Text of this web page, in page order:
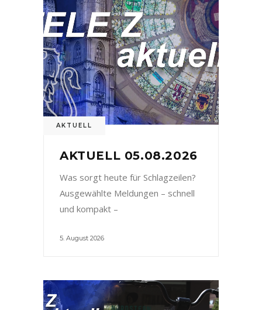
AKTUELL
AKTUELL 05.08.2026
Was sorgt heute für Schlagzeilen?
Ausgewählte Meldungen – schnell
und kompakt –
5. August 2026